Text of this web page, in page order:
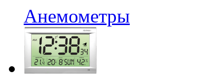
Анемометры